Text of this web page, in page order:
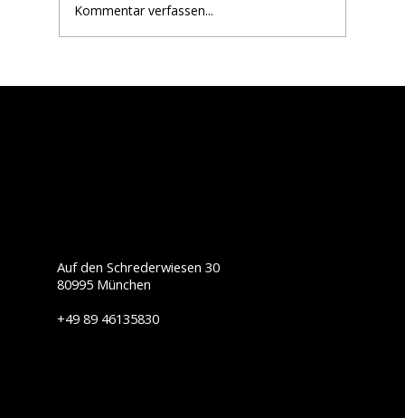
Bike • Grill ’n Chill ist zurück!
Kommentar verfassen...
Auf den Schrederwiesen 30
80995 München
+49 89 46135830